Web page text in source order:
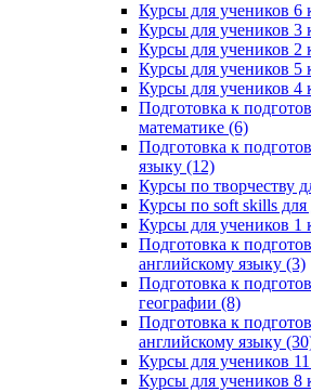
Курсы для учеников 6
Курсы для учеников 3
Курсы для учеников 2
Курсы для учеников 5
Курсы для учеников 4
Подготовка к
математике (6)
Подготовка к
языку (12)
Курсы по творчеству
Курсы по soft skills для
Курсы для учеников 1
Подготовка к
английскому языку (3)
Подготовка к
географии (8)
Подготовка к
английскому языку
Курсы для учеников
Курсы для учеников 8